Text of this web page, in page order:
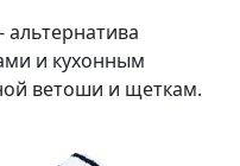
и кухонным
ветоши и щеткам.